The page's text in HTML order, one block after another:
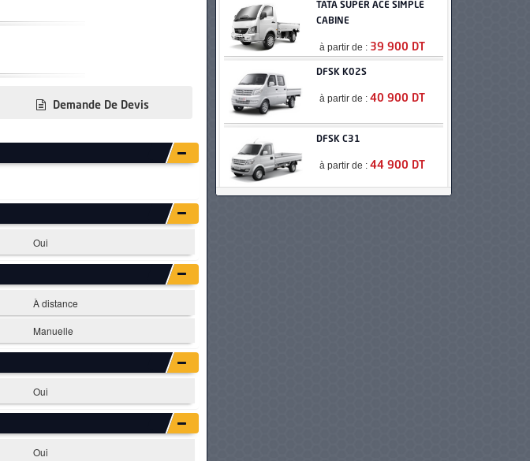
Demande De Devis
Oui
À distance
Manuelle
Oui
Oui
TATA SUPER ACE SIMPLE
CABINE
à partir de : 39 900 DT
DFSK K02S
à partir de :40 900 DT
DFSK C31
à partir de :44 900 DT